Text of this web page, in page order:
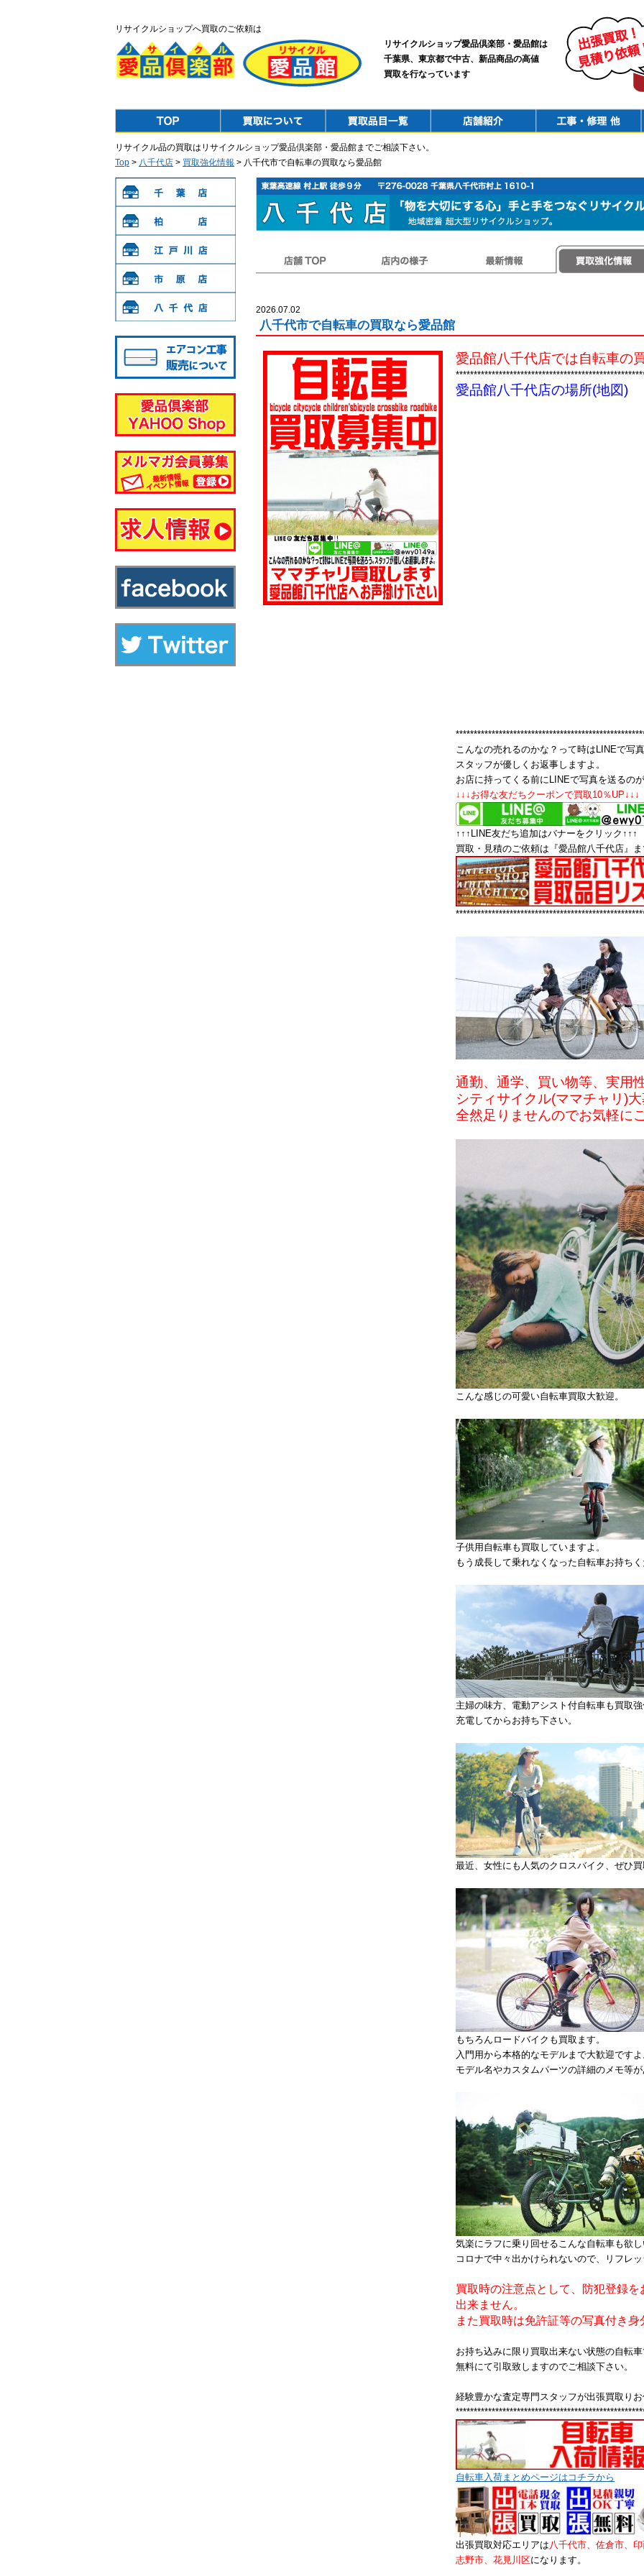
リサイクルショップへ買取のご依頼は
リサイクルショップ愛品倶楽部・愛品館は
千葉県、東京都で中古、新品商品の高値
買取を行なっています
リサイクル品の買取はリサイクルショップ愛品倶楽部・愛品館までご相談下さい。
Top > 八千代店 > 買取強化情報 > 八千代市で自転車の買取なら愛品館
2026.07.02
八千代市で自転車の買取なら愛品館
愛品館八千代店では自転車の
愛品館八千代店の場所(地図)
こんなの売れるのかな？って時はLINEで写
スタッフが優しくお返事しますよ。
お店に持ってくる前にLINEで写真を送るの
↓↓↓お得な友だちクーポンで買取10％UP↓↓↓
↑↑↑LINE友だち追加はバナーをクリック↑↑↑
買取・見積のご依頼は『愛品館八千代店』
通勤、通学、買い物等、実用
シティサイクル(ママチャリ)
全然足りませんのでお気軽に
こんな感じの可愛い自転車買取大歓迎。
子供用自転車も買取していますよ。
もう成長して乗れなくなった自転車お持ち
主婦の味方、電動アシスト付自転車も買取
充電してからお持ち下さい。
最近、女性にも人気のクロスバイク、ぜひ
もちろんロードバイクも買取ます。
入門用から本格的なモデルまで大歓迎です
モデル名やカスタムパーツの詳細のメモ等
気楽にラフに乗り回せるこんな自転車も欲
コロナで中々出かけられないので、リフレ
買取時の注意点として、防犯登録
出来ません。
また買取時は免許証等の写真付き
お持ち込みに限り買取出来ない状態の自転
無料にて引取致しますのでご相談下さい。
経験豊かな査定専門スタッフが出張買取り
自転車入荷まとめページはコチラから
出張買取対応エリアは八千代市、佐倉市、
志野市、花見川区になります。